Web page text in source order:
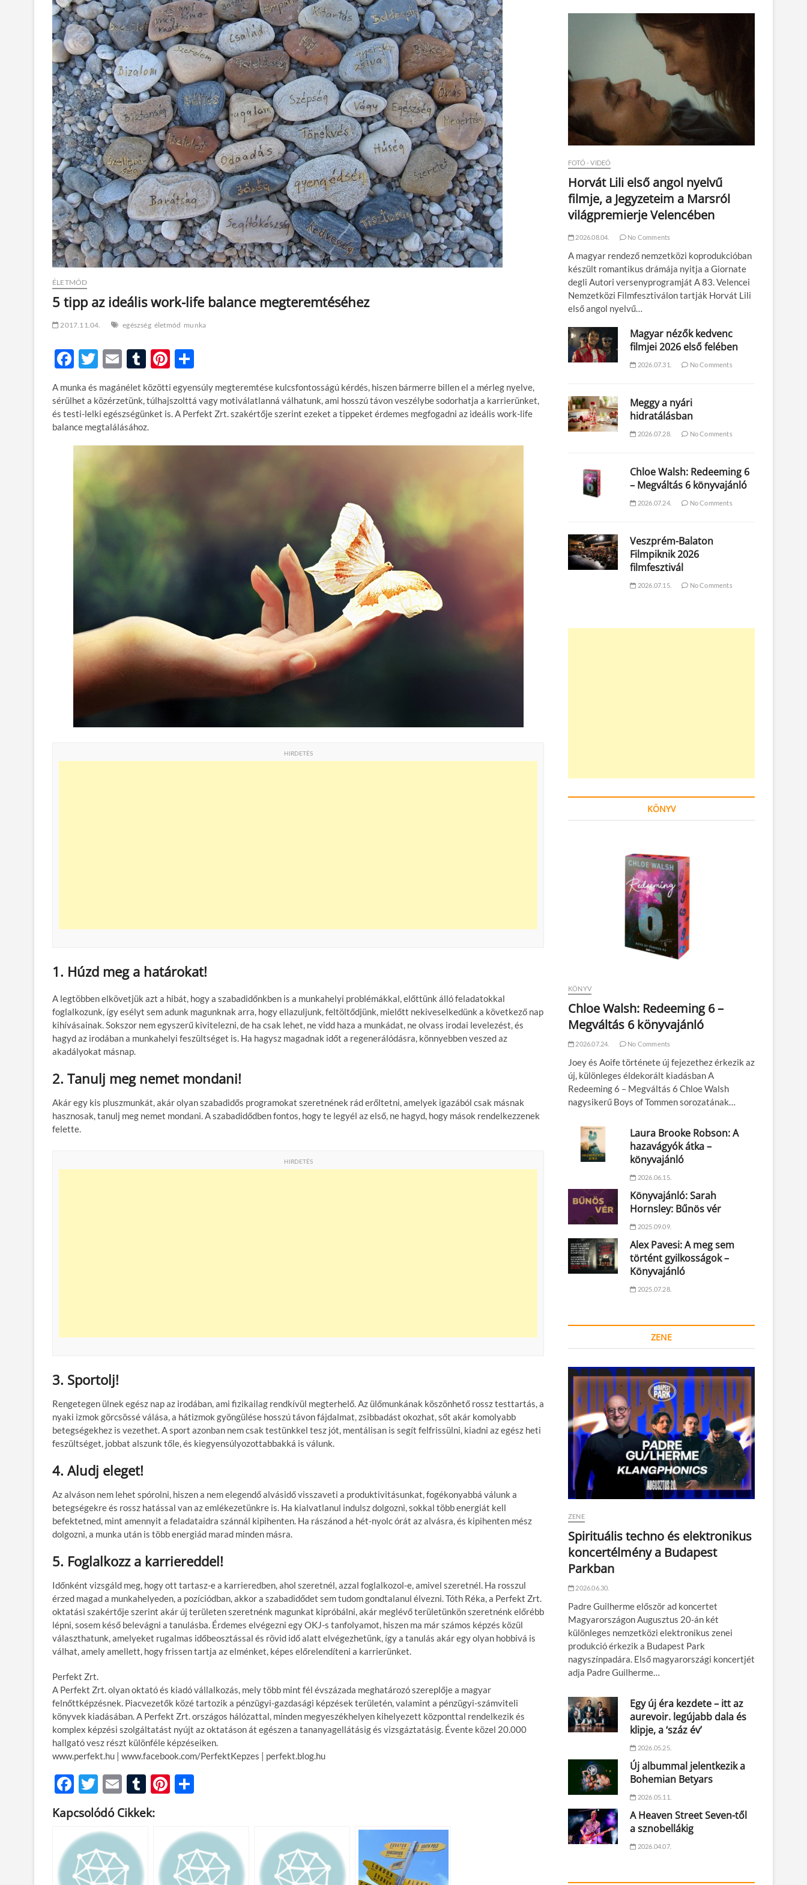
ÉLETMÓD
5 tipp az ideális work-life balance megteremtéséhez
2017.11.04. egészség életmód munka
F
ac
e
b
o
o
k
T
itt
er
E
m
ail
T
u
m
bl
r
Pi
nt
er
es
ss
za
m
A munka és magánélet közötti egyensúly megteremtése kulcsfontosságú kérdés, hiszen bármerre billen el a mérleg nyelve,
sérülhet a közérzetünk, túlhajszolttá vagy motiválatlanná válhatunk, ami hosszú távon veszélybe sodorhatja a karrierünket,
és testi-lelki egészségünket is. A Perfekt Zrt. szakértője szerint ezeket a tippeket érdemes megfogadni az ideális work-life
balance megtalálásához.
HIRDETÉS
1. Húzd meg a határokat!
A legtöbben elkövetjük azt a hibát, hogy a szabadidőnkben is a munkahelyi problémákkal, előttünk álló feladatokkal
foglalkozunk, így esélyt sem adunk magunknak arra, hogy ellazuljunk, feltöltődjünk, mielőtt nekiveselkedünk a következő nap
kihívásainak. Sokszor nem egyszerű kivitelezni, de ha csak lehet, ne vidd haza a munkádat, ne olvass irodai levelezést, és
hagyd az irodában a munkahelyi feszültséget is. Ha hagysz magadnak időt a regenerálódásra, könnyebben veszed az
akadályokat másnap.
2. Tanulj meg nemet mondani!
Akár egy kis pluszmunkát, akár olyan szabadidős programokat szeretnének rád erőltetni, amelyek igazából csak másnak
hasznosak, tanulj meg nemet mondani. A szabadidődben fontos, hogy te legyél az első, ne hagyd, hogy mások rendelkezzenek
felette.
HIRDETÉS
3. Sportolj!
Rengetegen ülnek egész nap az irodában, ami fizikailag rendkívül megterhelő. Az ülőmunkának köszönhető rossz testtartás, a
nyaki izmok görcsössé válása, a hátizmok gyöngülése hosszú távon fájdalmat, zsibbadást okozhat, sőt akár komolyabb
betegségekhez is vezethet. A sport azonban nem csak testünkkel tesz jót, mentálisan is segít felfrissülni, kiadni az egész heti
feszültséget, jobbat alszunk tőle, és kiegyensúlyozottabbakká is válunk.
4. Aludj eleget!
Az alváson nem lehet spórolni, hiszen a nem elegendő alvásidő visszaveti a produktivitásunkat, fogékonyabbá válunk a
betegségekre és rossz hatással van az emlékezetünkre is. Ha kialvatlanul indulsz dolgozni, sokkal több energiát kell
befektetned, mint amennyit a feladataidra szánnál kipihenten. Ha rászánod a hét-nyolc órát az alvásra, és kipihenten mész
dolgozni, a munka után is több energiád marad minden másra.
5. Foglalkozz a karriereddel!
Időnként vizsgáld meg, hogy ott tartasz-e a karrieredben, ahol szeretnél, azzal foglalkozol-e, amivel szeretnél. Ha rosszul
érzed magad a munkahelyeden, a pozíciódban, akkor a szabadidődet sem tudom gondtalanul élvezni. Tóth Réka, a Perfekt Zrt.
oktatási szakértője szerint akár új területen szeretnénk magunkat kipróbálni, akár meglévő területünkön szeretnénk előrébb
lépni, sosem késő belevágni a tanulásba. Érdemes elvégezni egy OKJ-s tanfolyamot, hiszen ma már számos képzés közül
választhatunk, amelyeket rugalmas időbeosztással és rövid idő alatt elvégezhetünk, így a tanulás akár egy olyan hobbivá is
válhat, amely amellett, hogy frissen tartja az elménket, képes előrelendíteni a karrierünket.
Perfekt Zrt.
A Perfekt Zrt. olyan oktató és kiadó vállalkozás, mely több mint fél évszázada meghatározó szereplője a magyar
felnőttképzésnek. Piacvezetők közé tartozik a pénzügyi-gazdasági képzések területén, valamint a pénzügyi-számviteli
könyvek kiadásában. A Perfekt Zrt. országos hálózattal, minden megyeszékhelyen kihelyezett központtal rendelkezik és
komplex képzési szolgáltatást nyújt az oktatáson át egészen a tananyagellátásig és vizsgáztatásig. Évente közel 20.000
hallgató vesz részt különféle képzéseiken.
www.perfekt.hu | www.facebook.com/PerfektKepzes | perfekt.blog.hu
F
ac
e
b
o
o
T
w
itt
er
E
m
ail
T
u
m
Pi
es m
e
g
Kapcsolódó Cikkek:
FOTÓ - VIDEÓ
Horvát Lili első angol nyelvű
filmje, a Jegyzeteim a Marsról
világpremierje Velencében
2026.08.04. No Comments
A magyar rendező nemzetközi koprodukcióban
készült romantikus drámája nyitja a Giornate
degli Autori versenyprogramját A 83. Velencei
Nemzetközi Filmfesztiválon tartják Horvát Lili
első angol nyelvű…
Magyar nézők kedvenc
filmjei 2026 első felében
2026.07.31. No Comments
Meggy a nyári
hidratálásban
2026.07.28. No Comments
Chloe Walsh: Redeeming 6
– Megváltás 6 könyvajánló
2026.07.24. No Comments
Veszprém-Balaton
Filmpiknik 2026
filmfesztivál
2026.07.15. No Comments
KÖNYV
KÖNYV
Chloe Walsh: Redeeming 6 –
Megváltás 6 könyvajánló
2026.07.24. No Comments
Joey és Aoife története új fejezethez érkezik az
új, különleges éldekorált kiadásban A
Redeeming 6 – Megváltás 6 Chloe Walsh
nagysikerű Boys of Tommen sorozatának…
Laura Brooke Robson: A
hazavágyók átka –
könyvajánló
2026.06.15.
Könyvajánló: Sarah
Hornsley: Bűnös vér
2025.09.09.
Alex Pavesi: A meg sem
történt gyilkosságok –
Könyvajánló
2025.07.28.
ZENE
ZENE
Spirituális techno és elektronikus
koncertélmény a Budapest
Parkban
2026.06.30.
Padre Guilherme először ad koncertet
Magyarországon Augusztus 20-án két
különleges nemzetközi elektronikus zenei
produkció érkezik a Budapest Park
nagyszínpadára. Első magyarországi koncertjét
adja Padre Guilherme…
Egy új éra kezdete – itt az
aurevoir. legújabb dala és
klipje, a ‘száz év’
2026.05.25.
Új albummal jelentkezik a
Bohemian Betyars
2026.05.11.
A Heaven Street Seven-től
a sznobellákig
2026.04.07.